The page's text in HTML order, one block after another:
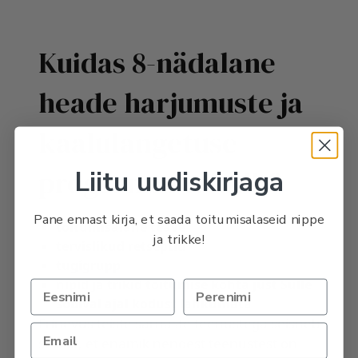
Kuidas 8-nädalane
heade harjumuste ja
programm toimib?
toitumisalane teave
tervislikud retseptid
nipid ja trikid toitumise kohta just Sulle
sobival ajal kodust lahkumata
Erinevus teiste sarnaste teenustega seisneb
sellest, et enamik nendest teenustest on
Liitu uudiskirjaga
Pane ennast kirja, et saada toitumisalaseid nippe
ja trikke!